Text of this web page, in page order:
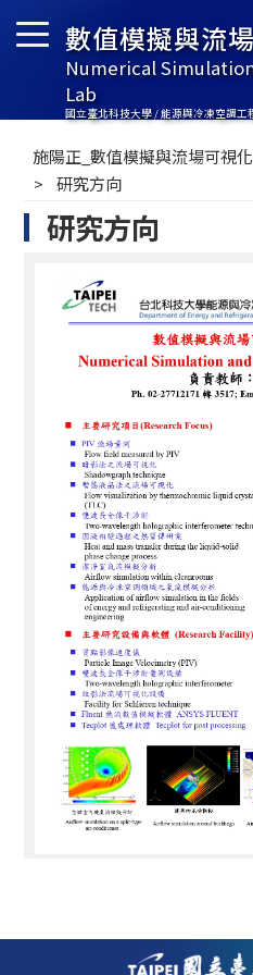
數值模擬與流
Numerical
Lab
國立臺北科技大學 / 能源與冷凍空調工
施陽正_數值模擬與流場可視
研究方向
研究方向